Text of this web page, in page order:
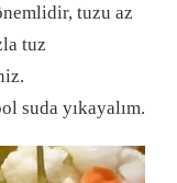
tuzu az
tuz
suda yıkayalım.